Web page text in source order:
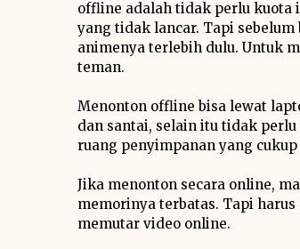
offline adalah tidak perlu kuota
yang tidak lancar. Tapi
animenya terlebih dulu. Untuk
teman.
Menonton offline bisa lewat
dan santai, selain itu tidak
ruang penyimpanan yang
Jika menonton secara online,
memorinya terbatas. Tapi
memutar video online.